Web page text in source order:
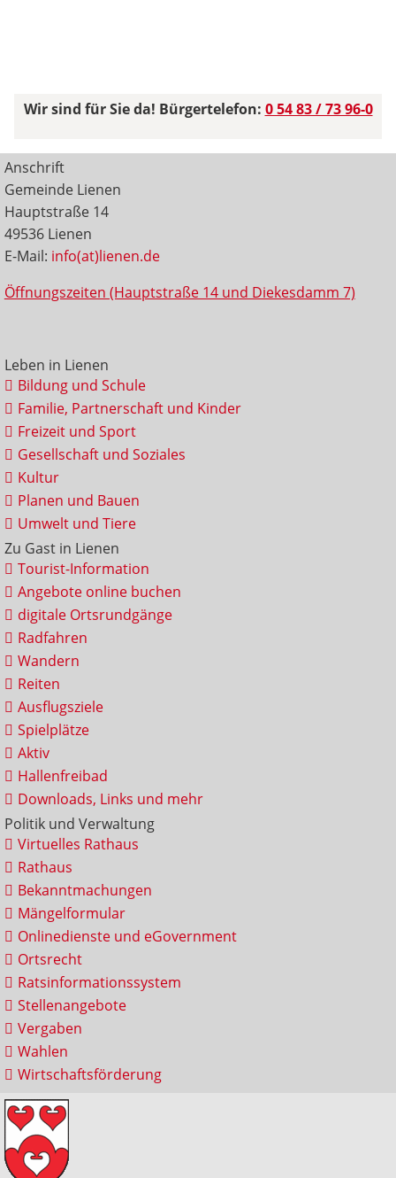
Wir sind für Sie da! Bürgertelefon: 0 54 83 / 73 96-0
Anschrift
Gemeinde Lienen
Hauptstraße 14
49536 Lienen
E-Mail: info(at)lienen.de
Öffnungszeiten (Hauptstraße 14 und Diekesdamm 7)
Leben in Lienen
Bildung und Schule
Familie, Partnerschaft und Kinder
Freizeit und Sport
Gesellschaft und Soziales
Kultur
Planen und Bauen
Umwelt und Tiere
Zu Gast in Lienen
Tourist-Information
Angebote online buchen
digitale Ortsrundgänge
Radfahren
Wandern
Reiten
Ausflugsziele
Spielplätze
Aktiv
Hallenfreibad
Downloads, Links und mehr
Politik und Verwaltung
Virtuelles Rathaus
Rathaus
Bekanntmachungen
Mängelformular
Onlinedienste und eGovernment
Ortsrecht
Ratsinformationssystem
Stellenangebote
Vergaben
Wahlen
Wirtschaftsförderung